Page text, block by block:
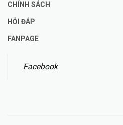
CHÍNH SÁCH
HỎI ĐÁP
FANPAGE
Facebook